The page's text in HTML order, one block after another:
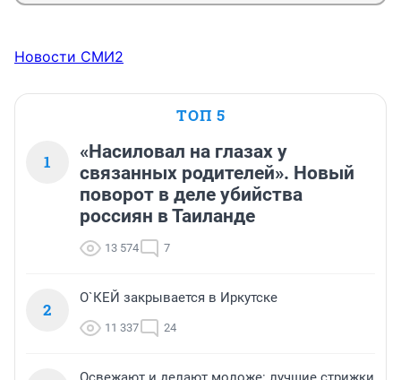
Новости СМИ2
ТОП 5
1
«Насиловал на глазах у
связанных родителей». Новый
поворот в деле убийства
россиян в Таиланде
13 574 7
2
О`КЕЙ закрывается в Иркутске
11 337 24